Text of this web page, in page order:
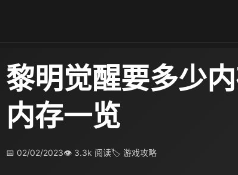
黎明觉醒要多少
内存一览
📅 02/02/2023👁 3.3k 阅读🏷 游戏攻略